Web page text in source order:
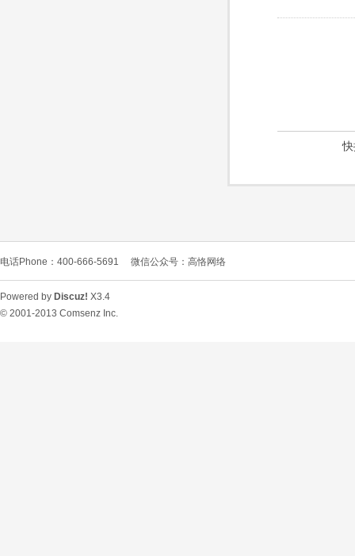
电话Phone：400-666-5691 微信公众号：高恪网络
Powered by Discuz! X3.4
© 2001-2013 Comsenz Inc.